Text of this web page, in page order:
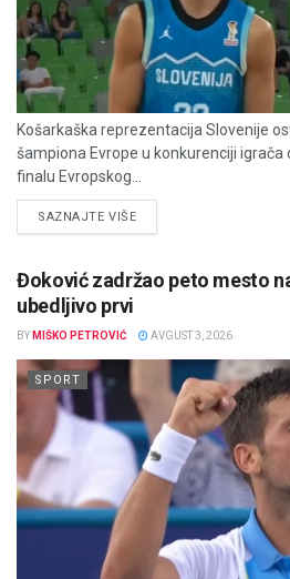
Košarkaška reprezentacija Slovenije
šampiona Evrope u konkurenciji igrača
finalu Evropskog...
SAZNAJTE VIŠEDETAILS
Đoković zadržao peto mesto
ubedljivo prvi
BY MIŠKO PETROVIĆ AVGUST 3, 2026
SPORT